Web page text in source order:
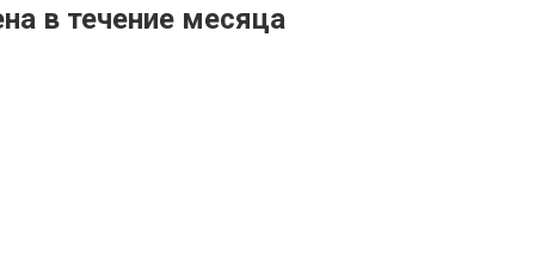
в течение месяца